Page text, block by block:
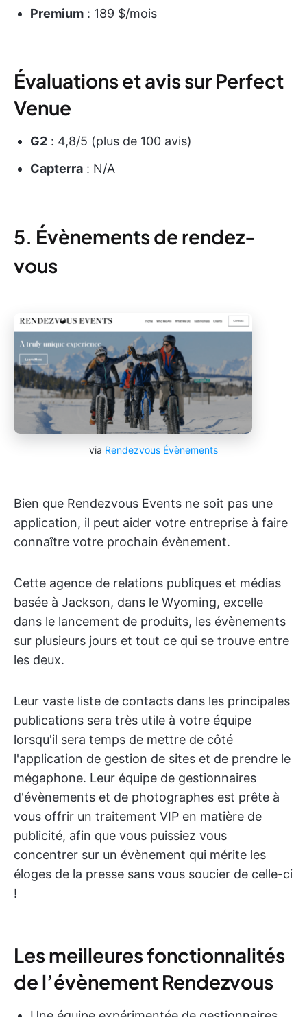
Premium : 189 $/mois
Évaluations et avis sur Perfect
Venue
G2 : 4,8/5 (plus de 100 avis)
Capterra : N/A
5. Évènements de rendez-
vous
via Rendezvous Évènements
Bien que Rendezvous Events ne soit pas une
application, il peut aider votre entreprise à faire
connaître votre prochain évènement.
Cette agence de relations publiques et médias
basée à Jackson, dans le Wyoming, excelle
dans le lancement de produits, les évènements
sur plusieurs jours et tout ce qui se trouve entre
les deux.
Leur vaste liste de contacts dans les principales
publications sera très utile à votre équipe
lorsqu'il sera temps de mettre de côté
l'application de gestion de sites et de prendre le
mégaphone. Leur équipe de gestionnaires
d'évènements et de photographes est prête à
vous offrir un traitement VIP en matière de
publicité, afin que vous puissiez vous
concentrer sur un évènement qui mérite les
éloges de la presse sans vous soucier de celle-ci
!
Les meilleures fonctionnalités
de l’évènement Rendezvous